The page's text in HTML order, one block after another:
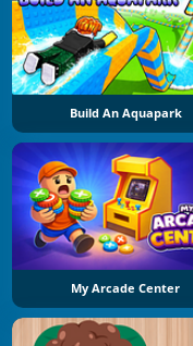
Build An Aquapark
My Arcade Center